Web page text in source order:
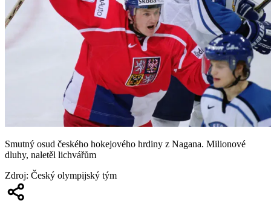
Smutný osud českého hokejového hrdiny z Nagana. Milionové
dluhy, naletěl lichvářům
Zdroj: Český olympijský tým